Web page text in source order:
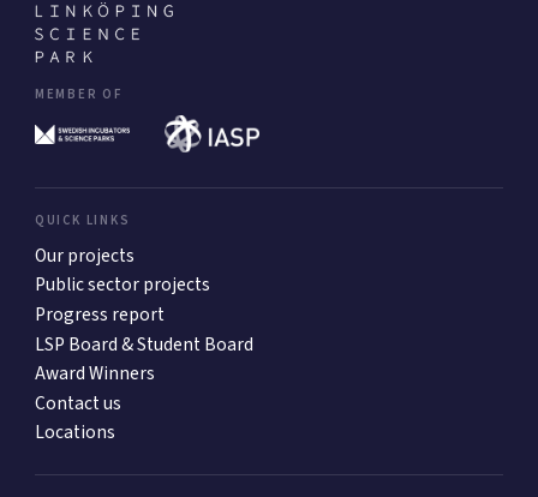
MEMBER OF
QUICK LINKS
Our projects
Public sector projects
Progress report
LSP Board & Student Board
Award Winners
Contact us
Locations